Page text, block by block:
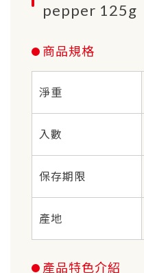
pepper 125g
商品規格
淨重
入數
保存期限
產地
產品特色介紹